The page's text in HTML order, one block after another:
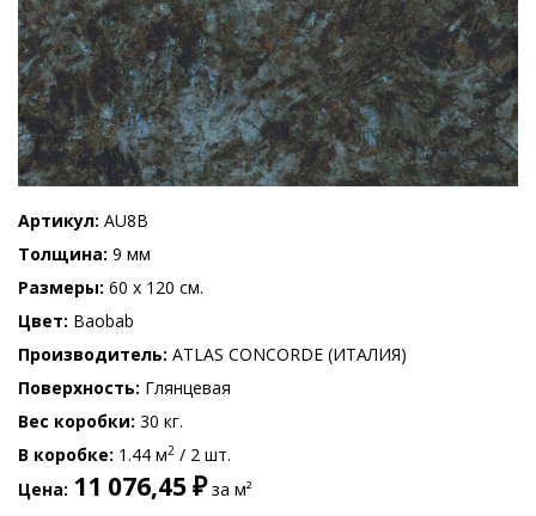
Артикул AU8B
Толщина 9 мм
Размеры 60 x 120 см.
Цвет Baobab
Производитель ATLAS CONCORDE (ИТАЛИЯ)
Поверхность Глянцевая
Вес коробки 30 кг.
В коробке 1.44 м2 / 2 шт.
Цена 11 076,45 ₽за м²